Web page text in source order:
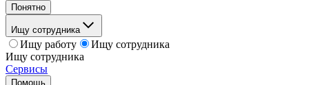
Понятно
Ищу сотрудника
Ищу работу
Ищу сотрудника
Ищу сотрудника
Сервисы
Помощь